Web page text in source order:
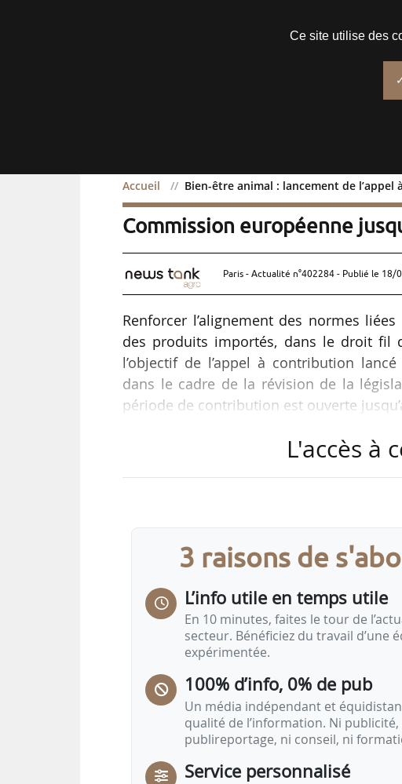
Accueil Bien-être animal : lancement de
Bien-être animal : lancement
Commission européenne
Paris - Actualité n°402284 - Publié le 18/
Renforcer l’alignement des normes
des produits importés, dans le droit fil
l’objectif de l’appel à contribution
dans le cadre de la révision de la
période de contribution est ouverte
Cette révision prévoit notamment
une référence spécifique visant à
L'accès à
3 raisons de
L’info utile en temps utile
En 10 minutes, faites le tour de
secteur. Bénéficiez du travail d’une
expérimentée.
100% d’info, 0% de pub
Un média indépendant et
qualité de l’information. Ni publicité,
publireportage, ni conseil, ni
Service personnalisé
Ce site utilise des